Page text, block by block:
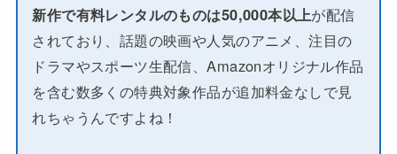
新作で有料レンタルのものは50,000本以上が配信
されており、話題の映画や人気のアニメ、注目の
ドラマやスポーツ生配信、Amazonオリジナル作品
を含む数多くの特典対象作品が追加料金なしで見
れちゃうんですよね！